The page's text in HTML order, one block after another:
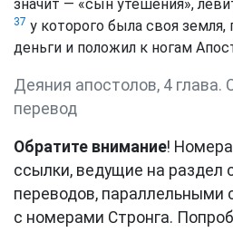
значит — «сын утешения»,
37 у которого была своя земля,
деньги и положил к ногам
Деяния апостолов, 4 глава.
перевод
Обратите внимание!
ссылки, ведущие на раздел
переводов, параллельными
с номерами Стронга.